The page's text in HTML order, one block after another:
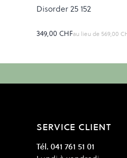
Disorder 25 152
349,00 CHFau lieu de 569,00
SERVICE CLIENT
Tél. 041 761 51 01